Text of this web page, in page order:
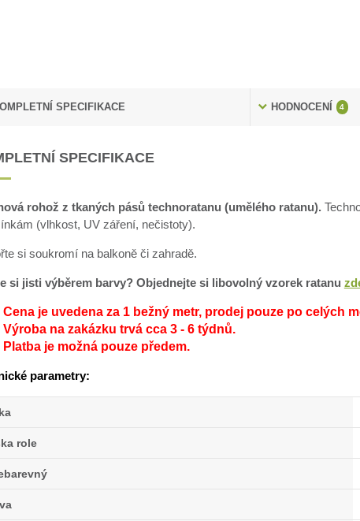
SPECIFIKACE HODNOCENÍ 4
SPECIFIKACE
rohož z tkaných pásů technoratanu (umělého ratanu).
(vlhkost, UV záření, nečistoty).
si soukromí na balkoně či zahradě.
si jisti výběrem barvy? Objednejte si libovolný vzorek ratanu
Cena je uvedena za 1 bežný metr, prodej pouze po celých
Výroba na zakázku trvá cca 3 - 6 týdnů.
Platba je možná pouze předem.
parametry:
role